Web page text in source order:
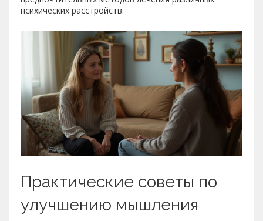
психических расстройств.
Практические советы по
улучшению мышления